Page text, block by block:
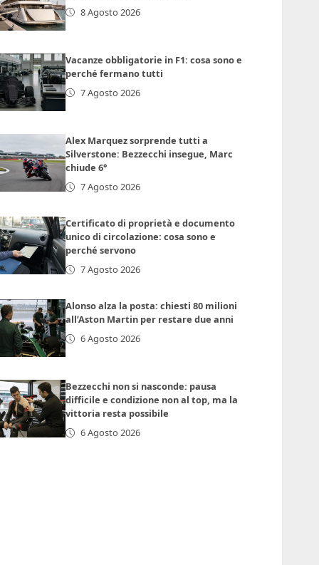
8 Agosto 2026
Vacanze obbligatorie in F1: cosa sono e
perché fermano tutti
7 Agosto 2026
Alex Marquez sorprende tutti a
Silverstone: Bezzecchi insegue, Marc
chiude 6°
7 Agosto 2026
Certificato di proprietà e documento
unico di circolazione: cosa sono e
perché servono
7 Agosto 2026
Alonso alza la posta: chiesti 80 milioni
all’Aston Martin per restare due anni
6 Agosto 2026
Bezzecchi non si nasconde: pausa
difficile e condizione non al top, ma la
vittoria resta possibile
6 Agosto 2026